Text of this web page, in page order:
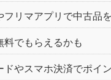
フリマアプリで中古品
料でもらえるかも
ドやスマホ決済でポイ